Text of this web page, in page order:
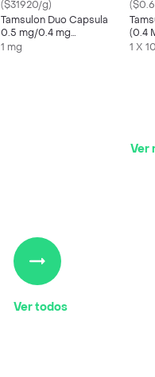
($31920/g)
Tamsulon Duo Capsula
0.5 mg/0.4 mg
Liberación
1 mg
(0.4
1 X
Ver
Ver todos